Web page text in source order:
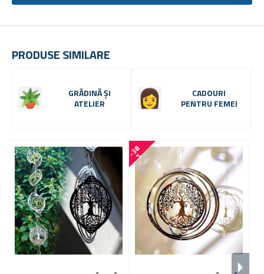
PRODUSE SIMILARE
GRĂDINĂ ȘI
ATELIER
CADOURI
PENTRU FEMEI
-
3
8
%